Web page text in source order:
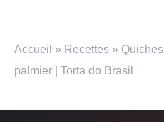
Accueil » Recettes » Quiches
palmier | Torta do Brasil